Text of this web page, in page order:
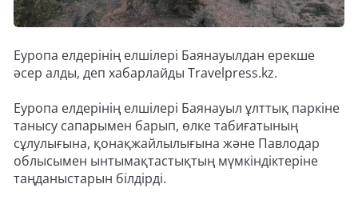
Еуропа елдерінің елшілері Баянауылдан ерекше
әсер алды, деп хабарлайды Travelpress.kz.
Еуропа елдерінің елшілері Баянауыл ұлттық паркіне
танысу сапарымен барып, өлке табиғатының
сұлулығына, қонақжайлылығына және Павлодар
облысымен ынтымақтастықтың мүмкіндіктеріне
таңданыстарын білдірді.